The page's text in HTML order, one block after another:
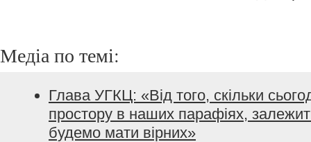
Медіа по темі:
Глава УГКЦ: «Від того, скільки
простору в наших парафіях,
будемо мати вірних»